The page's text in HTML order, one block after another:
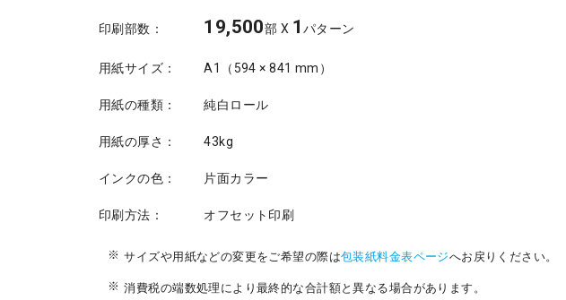
印刷部数： 19,500部 X 1 パターン
用紙サイズ： A1（594 × 841 mm）
用紙の種類： 純白ロール
用紙の厚さ： 43kg
インクの色： 片面カラー
印刷方法： オフセット印刷
サイズや用紙などの変更をご希望の際は包装紙料金表ページへお戻りください。
消費税の端数処理により最終的な合計額と異なる場合があります。